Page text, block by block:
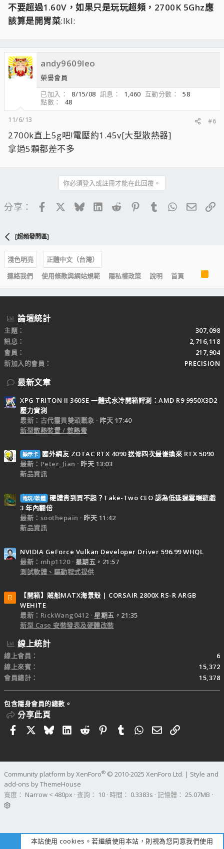
不要超過1.60V，如果只是玩玩超頻，2700K 5Ghz應
該算是開胃菜:lkl:
andy9609leo
榮譽會員
已加入
8/15/08 訊息 1,460 互動分數
58
點數
48
11/6/13
#6
2700k直上5g吧!電壓約1.45v[大型散熱器]
拿過5顆都差不多
你必須登入或註冊才能在此回覆。
分享： FacebookBlueskyLinkedIn
Reddit PinterestTumblrWhatsApp
電子
[超頻發問區]
淺色明亮
正體中文（台灣）
連絡我們
使用條款與網站規範 隱私權政策 說明 首頁
S
論壇統計
主題
307,098
訊息
2,716,118
會員
217,904
新加入的會員
PRECISION
最新文章
XPG TRITON II 360SE 一體式水冷開箱評測：AMD R9 9950X3D2
壓力實測
最新：古代靈異雙頭戰象
昨天 17:40
新型散熱裝置 / 散熱膏
顯示卡
國外網友 ZOTAC RTX 4090 送修四次最後換來 RTX 5090
最新：Peter_Jian
昨天 13:03
新品資訊
電玩/軟體 硬體貴到買不起？Take-Two CEO 認為低延遲雲端遊戲
3 年內翻倍
最新：soothepain
昨天 11:42
新品資訊
NVIDIA GeForce Vulkan Developer Driver 596.99 WHQL
最新：mhp1120
星期五，21:57
測試軟體、驅動程式提供
R
【開箱】賊船MATX海景殼 | CORSAIR 2800X RS-R ARGB
WEHITE
最新：RickWang0412
星期五，21:35
新型 Case 安裝發表及硬體改裝
線上統計
線上會員
6
線上來賓
15,372
會員總計
15,378
包含隱身會員的總數。
分享此頁
FacebookBlueskyLinkedIn
RedditPinterestTumblrWhatsApp
電子郵件
連結
Community platform by XenForo® © 2010-2025 XenForo Ltd. | Style and
add-ons by ThemeHouse
寬度
查詢 10 時間 0.3383s 記憶體 25.07MB
本站使用 cookies。若繼續使用本站，則視為您同意我們使用